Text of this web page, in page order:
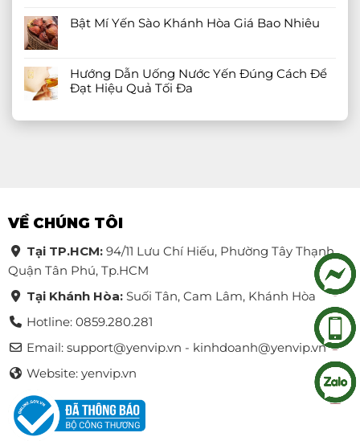
Bật Mí Yến Sào Khánh Hòa Giá Bao Nhiêu
Hướng Dẫn Uống Nước Yến Đúng Cách Để
Đạt Hiệu Quả Tối Đa
VỀ CHÚNG TÔI
Tại TP.HCM:94/11 Lưu Chí Hiếu, Phường Tây Thạnh,
Quận Tân Phú, Tp.HCM
Tại Khánh Hòa:Suối Tân, Cam Lâm, Khánh Hòa
Hotline: 0859.280.281
Email: support@yenvip.vn - kinhdoanh@yenvip.vn
Website: yenvip.vn